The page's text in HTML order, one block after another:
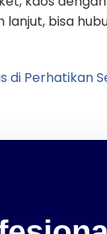
bisa
di Perhatikan